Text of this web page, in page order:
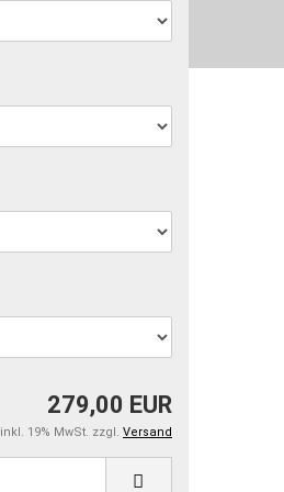
279,00 EUR
inkl. 19% MwSt. zzgl. Versand